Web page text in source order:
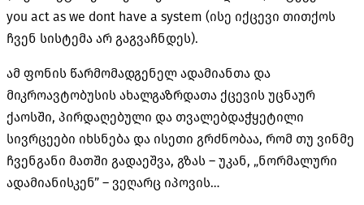
you act as we dont have a system (ისე იქცევი თითქოს
ჩვენ სისტემა არ გაგვაჩნდეს).
ამ ფონის წარმომადგენელ ადამიანთა და
მიკროავტობუსის ახალგაზრდათა ქცევის უცნაურ
ქაოსში, პირდაღებული და თვალებდაჭყეტილი
სივრცეები იხსნება და ისეთი გრძნობაა, რომ თუ ვინმე
ჩვენგანი მათში გადაეშვა, გზას – უკან, „ნორმალური
ადამიანისკენ” – ვეღარც იპოვის…